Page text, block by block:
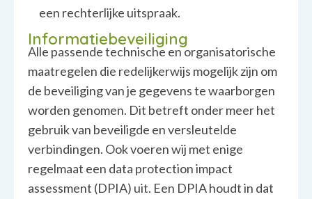
een rechterlijke uitspraak.
Informatiebeveiliging
Alle passende technische en organisatorische
maatregelen die redelijkerwijs mogelijk zijn om
de beveiliging van je gegevens te waarborgen
worden genomen. Dit betreft onder meer het
gebruik van beveiligde en versleutelde
verbindingen. Ook voeren wij met enige
regelmaat een data protection impact
assessment (DPIA) uit. Een DPIA houdt in dat